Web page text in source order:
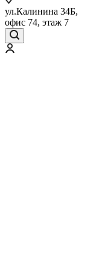
ул.Калинина 34Б,
офис 74, этаж 7